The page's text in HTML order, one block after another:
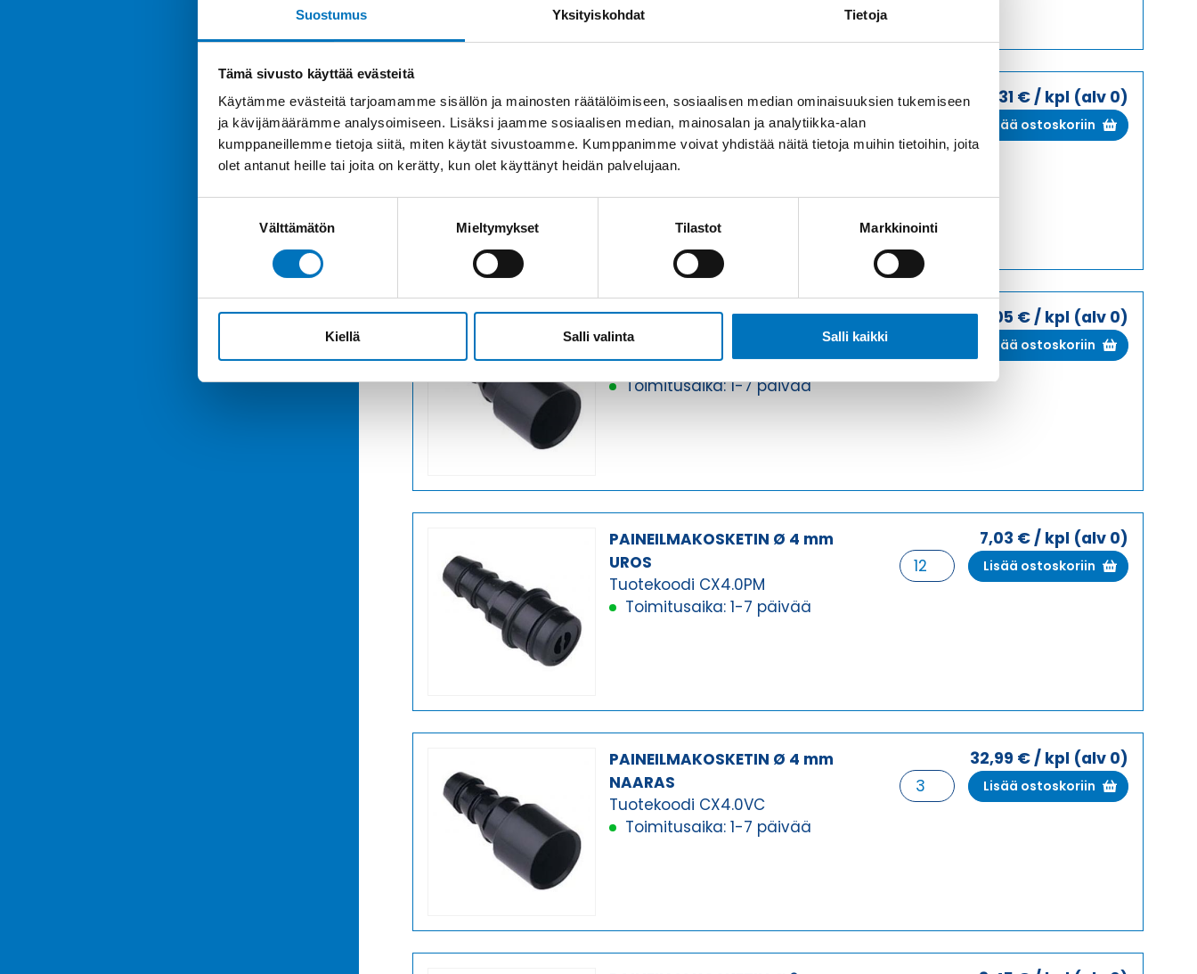
Suostumus Yksityiskohdat Tietoja
Tämä sivusto käyttää evästeitä
Käytämme evästeitä tarjoamamme sisällön ja mainosten räätälöimiseen, sosiaalisen median ominaisuuksien tukemiseen
ja kävijämäärämme analysoimiseen. Lisäksi jaamme sosiaalisen median, mainosalan ja analytiikka-alan
kumppaneillemme tietoja siitä, miten käytät sivustoamme. Kumppanimme voivat yhdistää näitä tietoja muihin tietoihin, joita
olet antanut heille tai joita on kerätty, kun olet käyttänyt heidän palvelujaan.
Välttämätön Mieltymykset Tilastot Markkinointi
Kiellä Salli valinta Salli kaikki
PAINEILMAKOSKETIN Ø 3 mm
NAARAS
Tuotekoodi CX3.0VC
Toimitusaika: 1-7 päivää
34,31 €/ kpl (alv 0)
PAINEILMAKOSKETIN
Ø
määrä
Lisää ostoskoriin
PAINEILMAKOSKETIN Ø 4 mm
NAARAS
Tuotekoodi CX4.0PF
Toimitusaika: 1-7 päivää
6,05 €/ kpl (alv 0)
PAINEILMAKOSKETIN
Ø
4
Lisää ostoskoriin
PAINEILMAKOSKETIN Ø 4 mm
UROS
Tuotekoodi CX4.0PM
Toimitusaika: 1-7 päivää
7,03 €/ kpl (alv 0)
PAINEILMAKOSKETIN
Ø
Lisää ostoskoriin
PAINEILMAKOSKETIN Ø 4 mm
NAARAS
Tuotekoodi CX4.0VC
Toimitusaika: 1-7 päivää
32,99 €/ kpl (alv 0)
PAINEILMAKOSKETIN
Ø
Lisää ostoskoriin